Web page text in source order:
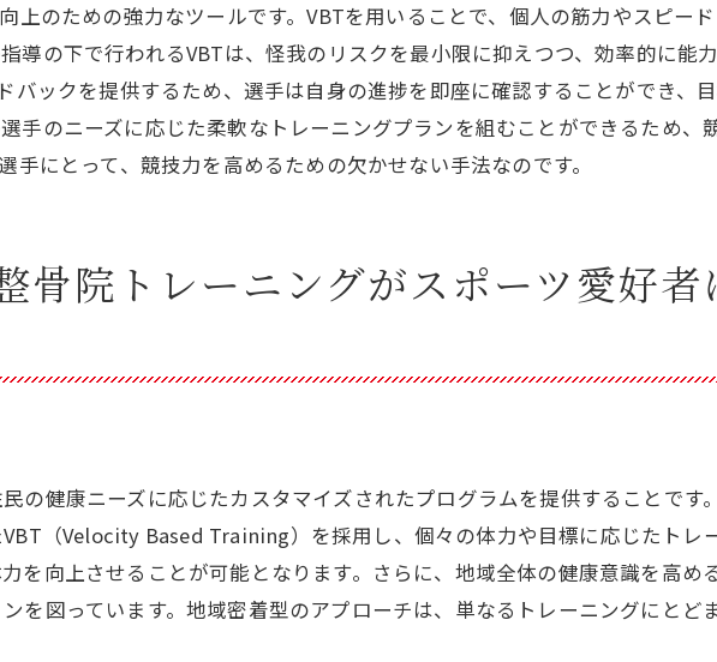
ションを維持するための取り組み
ムの持続可能性を高める工夫
院トレーニングでスポーツライフをより充実させよう
レーニングで得られる健康的な効果
提供する総合的なサポート
ツイベント参加のための準備
上のための強力なツールです。VBTを用いることで、個人の筋力やスピー
導の下で行われるVBTは、怪我のリスクを最小限に抑えつつ、効率的に能
バックを提供するため、選手は自身の進捗を即座に確認することができ、
手のニーズに応じた柔軟なトレーニングプランを組むことができるため、
にとって、競技力を高めるための欠かせない手法なのです。
骨院トレーニングがスポーツ愛好者
の健康ニーズに応じたカスタマイズされたプログラムを提供することです
（Velocity Based Training）を採用し、個々の体力や目標に応じたトレ
を向上させることが可能となります。さらに、地域全体の健康意識を高め
を図っています。地域密着型のアプローチは、単なるトレーニングにとど